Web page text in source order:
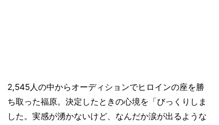
2,545人の中からオーディションでヒロインの座を勝
ち取った福原。決定したときの心境を「びっくりしま
した。実感が湧かないけど、なんだか涙が出るような